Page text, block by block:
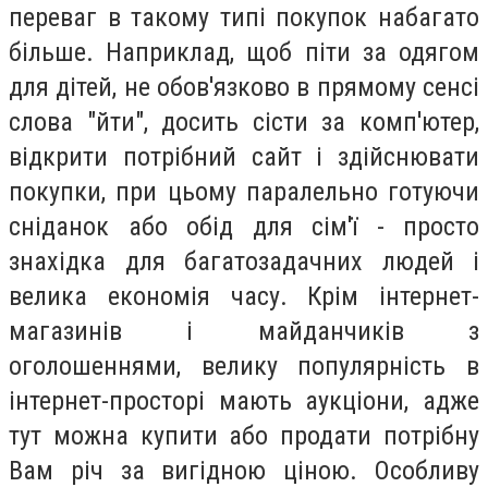
переваг в такому типі покупок набагато
більше. Наприклад, щоб піти за одягом
для дітей, не обов'язково в прямому сенсі
слова "йти", досить сісти за комп'ютер,
відкрити потрібний сайт і здійснювати
покупки, при цьому паралельно готуючи
сніданок або обід для сім'ї - просто
знахідка для багатозадачних людей і
велика економія часу. Крім інтернет-
магазинів і майданчиків з
оголошеннями, велику популярність в
інтернет-просторі мають аукціони, адже
тут можна купити або продати потрібну
Вам річ ​​за вигідною ціною. Особливу